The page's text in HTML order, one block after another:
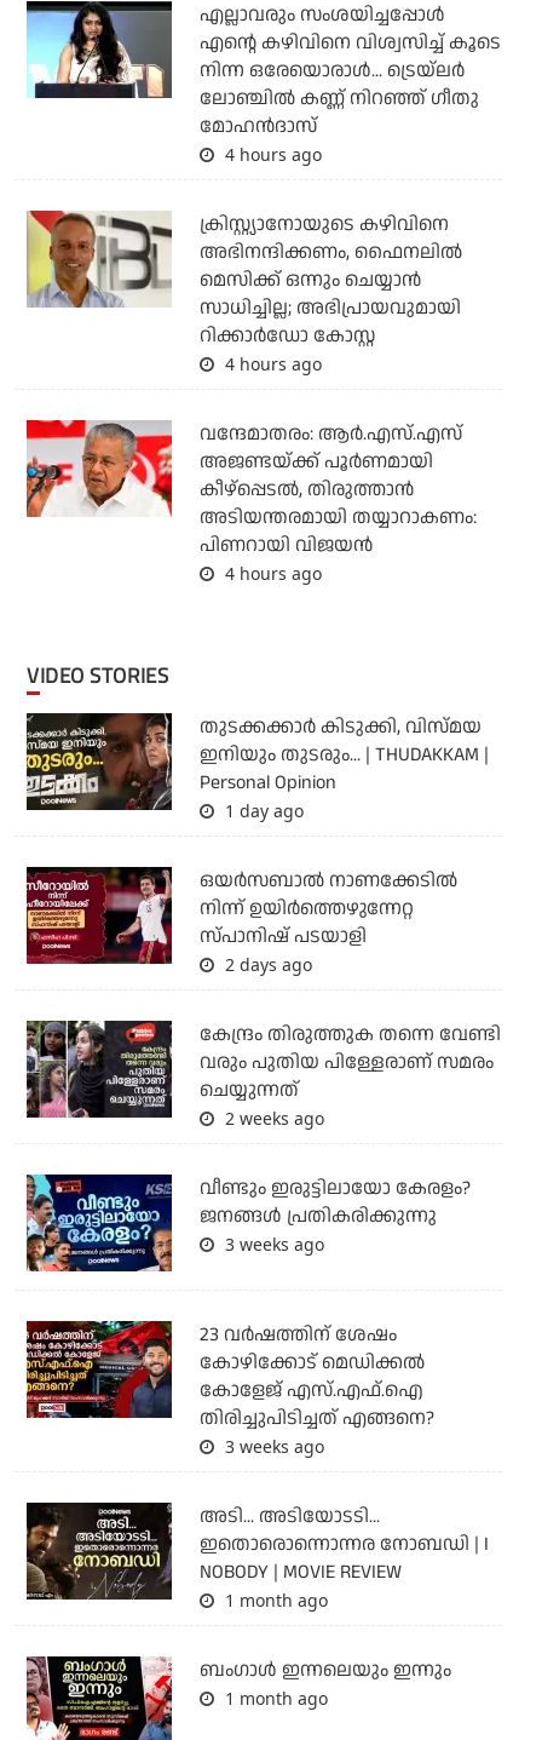
എല്ലാവരും സംശയിച്ചപ്പോള്‍
എന്റെ കഴിവിനെ വിശ്വസിച്ച് കൂടെ
നിന്ന ഒരേയൊരാള്‍... ട്രെയ്‌ലര്‍
ലോഞ്ചില്‍ കണ്ണ് നിറഞ്ഞ് ഗീതു
മോഹന്‍ദാസ്
4 hours ago
ക്രിസ്റ്റ്യാനോയുടെ കഴിവിനെ
അഭിനന്ദിക്കണം, ഫൈനലില്‍
മെസിക്ക് ഒന്നും ചെയ്യാന്‍
സാധിച്ചില്ല; അഭിപ്രായവുമായി
റിക്കാര്‍ഡോ കോസ്റ്റ
4 hours ago
വന്ദേമാതരം: ആര്‍.എസ്.എസ്
അജണ്ടയ്ക്ക് പൂര്‍ണമായി
കീഴ്‌പ്പെടല്‍, തിരുത്താന്‍
അടിയന്തരമായി തയ്യാറാകണം:
പിണറായി വിജയന്‍
4 hours ago
VIDEO STORIES
തുടക്കക്കാര്‍ കിടുക്കി, വിസ്മയ
ഇനിയും തുടരും... | THUDAKKAM |
Personal Opinion
1 day ago
ഒയര്‍സബാൽ നാണക്കേടിൽ
നിന്ന് ഉയിർത്തെഴുന്നേറ്റ
സ്പാനിഷ് പടയാളി
2 days ago
കേന്ദ്രം തിരുത്തുക തന്നെ വേണ്ടി
വരും പുതിയ പിള്ളേരാണ് സമരം
ചെയ്യുന്നത്
2 weeks ago
വീണ്ടും ഇരുട്ടിലായോ കേരളം?
ജനങ്ങൾ പ്രതികരിക്കുന്നു
3 weeks ago
23 വർഷത്തിന് ശേഷം
കോഴിക്കോട് മെഡിക്കൽ
കോളേജ് എസ്.എഫ്.ഐ
തിരിച്ചുപിടിച്ചത് എങ്ങനെ?
3 weeks ago
അടി... അടിയോടടി...
ഇതൊരൊന്നൊന്നര നോബഡി | I
NOBODY | MOVIE REVIEW
1 month ago
ബംഗാള്‍ ഇന്നലെയും ഇന്നും
1 month ago